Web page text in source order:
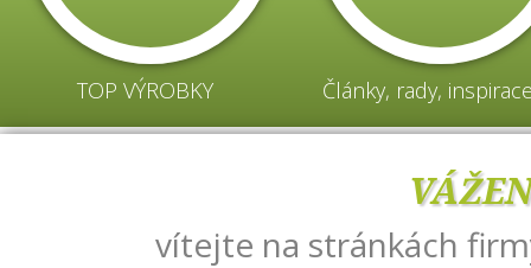
TOP VÝROBKY Články, rady,
vítejte na stránkách